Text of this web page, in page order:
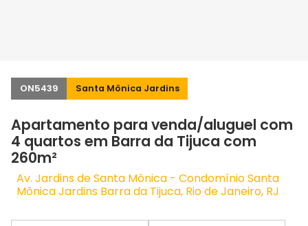
ON5439 Santa Mônica Jardins
Apartamento para venda/aluguel com
4 quartos em Barra da Tijuca com
260m²
Av. Jardins de Santa Mônica - Condomínio Santa
Mônica Jardins Barra da Tijuca, Rio de Janeiro, RJ